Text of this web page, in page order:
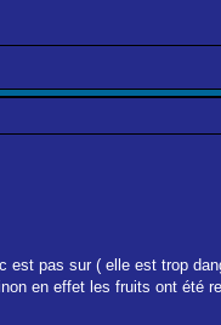
pas sur ( elle est trop
en effet les fruits ont été